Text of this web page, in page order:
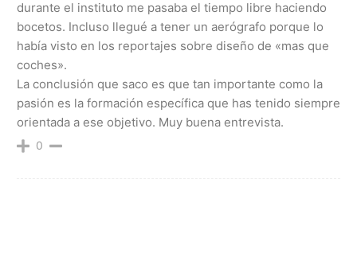
durante el instituto me pasaba el tiempo libre haciendo
bocetos. Incluso llegué a tener un aerógrafo porque lo
había visto en los reportajes sobre diseño de «mas que
coches».
La conclusión que saco es que tan importante como la
pasión es la formación específica que has tenido siempre
orientada a ese objetivo. Muy buena entrevista.
0